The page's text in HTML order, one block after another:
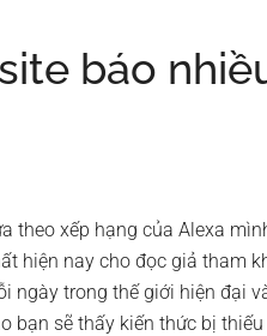
báo
theo xếp hạng của Alexa
hiện nay cho đọc giả tham
ngày trong thế giới hiện đại
bạn sẽ thấy kiến thức bị